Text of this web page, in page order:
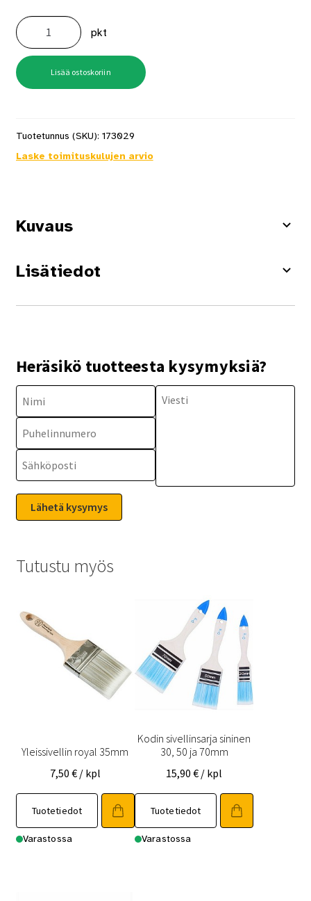
Sivellinsarja
3-
osainen
35,
50
ja
70mm
määrä
pkt
Lisää ostoskoriin
Tuotetunnus (SKU): 173029
Laske toimituskulujen arvio
Kuvaus
Lisätiedot
Heräsikö tuotteesta kysymyksiä?
Tutustu myös
Yleissivellin royal 35mm
7,50 € / kpl
Tuotetiedot
Varastossa
Kodin sivellinsarja sininen
30, 50 ja 70mm
15,90€ / kpl
Tuotetiedot
Varastossa